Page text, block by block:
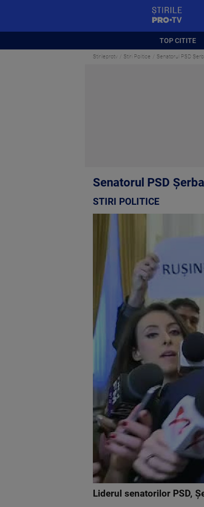
TOP CITITE
Stirileprotv Stiri Politice Senatorul PSD
Senatorul PSD
STIRI POLITICE
Liderul senatorilor PSD,